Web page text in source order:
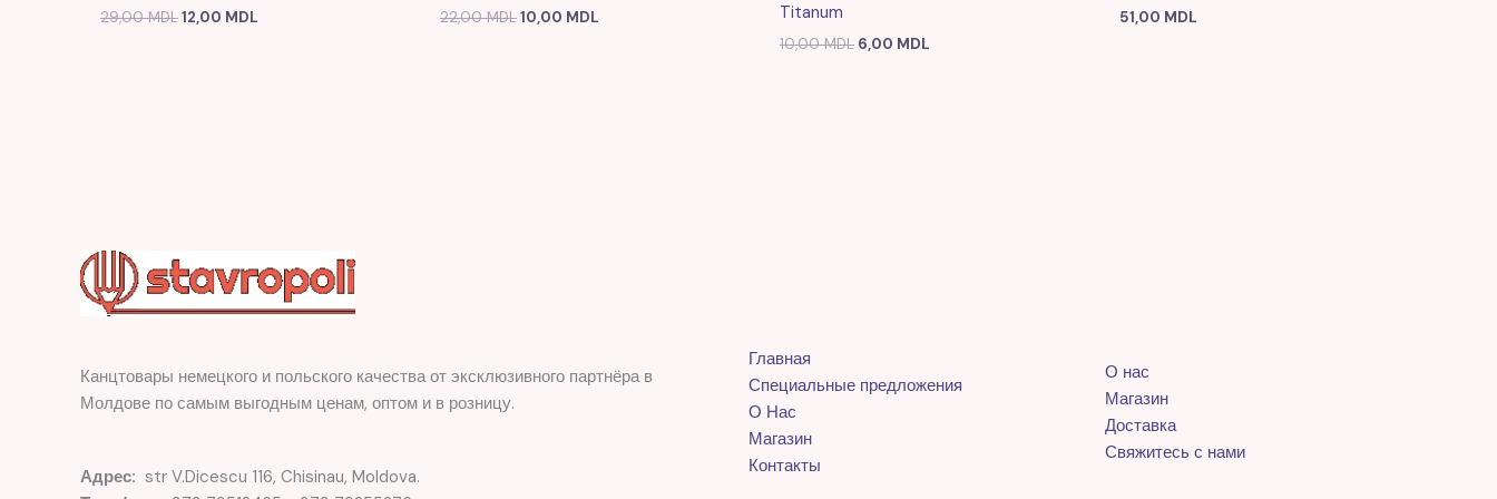
29,00MDL12,00 MDL 22,00MDL10,00 MDL
Titanum
10,00MDL 6,00 MDL
51,00 MDL
Канцтовары немецкого и польского качества от эксклюзивного партнёра в
Молдове по самым выгодным ценам, оптом и в розницу.
Адрес: str V.Dicescu 116, Chisinau, Moldova.
Главная
Специальные предложения
О Нас
Магазин
Контакты
О нас
Магазин
Доставка
Свяжитесь с нами